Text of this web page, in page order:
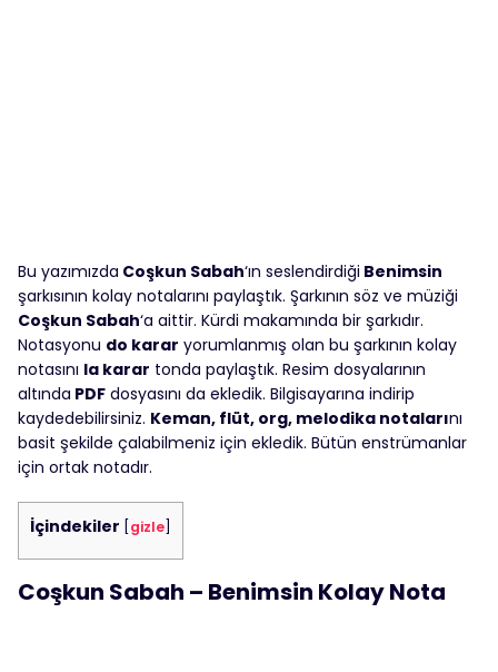
Bu yazımızda Coşkun Sabah‘ın seslendirdiği Benimsin
şarkısının kolay notalarını paylaştık. Şarkının söz ve müziği
Coşkun Sabah‘a aittir. Kürdi makamında bir şarkıdır.
Notasyonu do karar yorumlanmış olan bu şarkının kolay
notasını la karar tonda paylaştık. Resim dosyalarının
altında PDF dosyasını da ekledik. Bilgisayarına indirip
kaydedebilirsiniz. Keman, flüt, org, melodika notalarını
basit şekilde çalabilmeniz için ekledik. Bütün enstrümanlar
için ortak notadır.
İçindekiler gizle
Coşkun Sabah – Benimsin Kolay Nota